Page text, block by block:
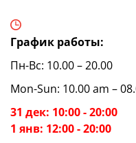
График работы:
Пн-Вс: 10.00 – 20.00
Mon-Sun: 10.00 am –
31 дек: 10:00 - 20:00
1 янв: 12:00 - 20:00